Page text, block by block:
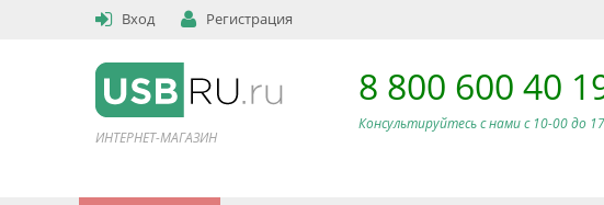
Вход Регистрация
ИНТЕРНЕТ-МАГАЗИН
8 800 600 40
Консультируйтесь с нами c 10-00 до